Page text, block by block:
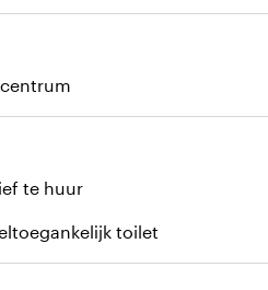
te huur
toilet